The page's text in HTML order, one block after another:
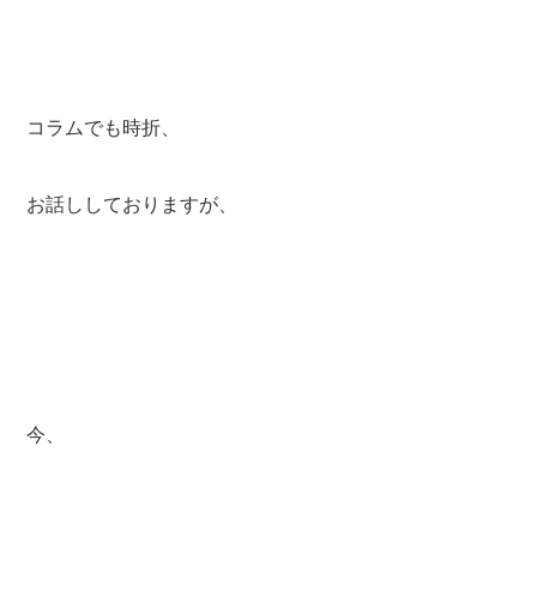
コラムでも時折、
お話ししておりますが、
今、